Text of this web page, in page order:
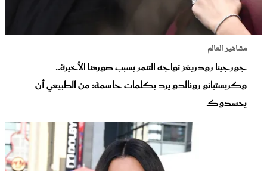
مشاهير العالم
جورجينا رودريغز تواجه التنمر بسبب صورها الأخيرة..
وكريستيانو رونالدو يرد بكلمات حاسمة: من الطبيعي أن
يحسدوك